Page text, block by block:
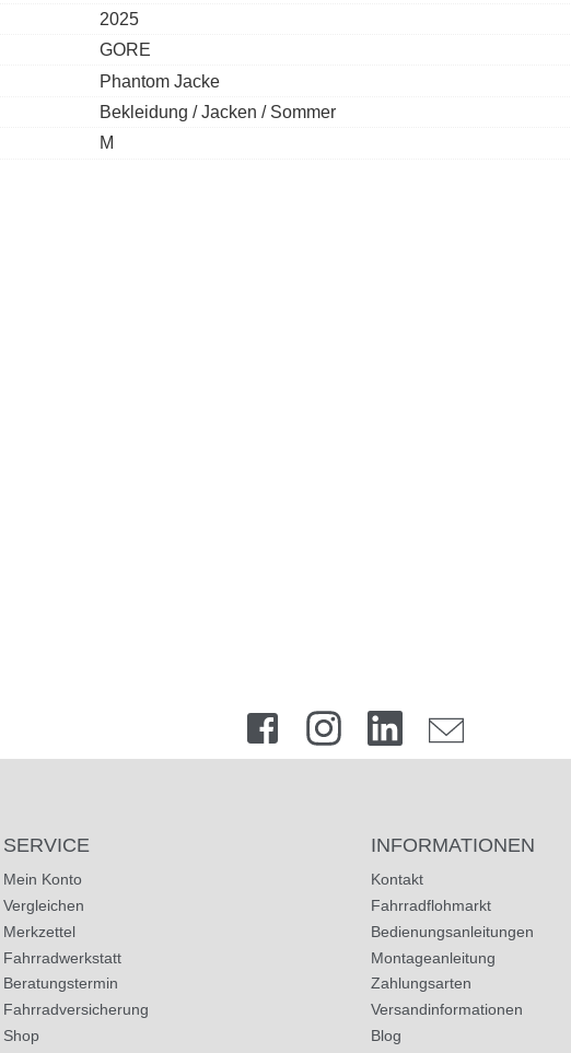
2025
GORE
Phantom Jacke
Bekleidung / Jacken / Sommer
M
SERVICE
Mein Konto
Vergleichen
Merkzettel
Fahrradwerkstatt
Beratungstermin
Fahrradversicherung
Shop
INFORMATIONEN
Kontakt
Fahrradflohmarkt
Bedienungsanleitungen
Montageanleitung
Zahlungsarten
Versandinformationen
Blog